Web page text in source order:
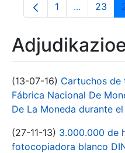
Orrialdea
1 ... 23
(13-07-16) Cartuchos de
Fábrica Nacional De
De La Moneda durante
(27-11-13) 3.000.000 de
fotocopiadora blanco